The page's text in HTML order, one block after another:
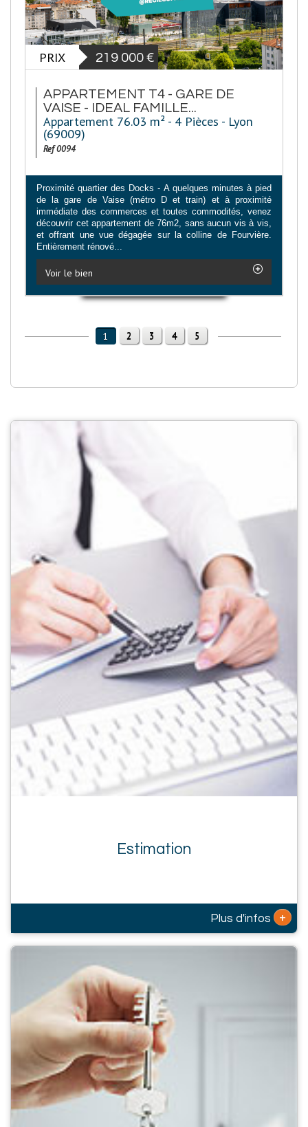
PRIX 219 000 €
APPARTEMENT T4 - GARE DE
VAISE - IDEAL FAMILLE...
Appartement 76.03 m² - 4 Pièces - Lyon
(69009)
Ref 0094
Proximité quartier des Docks - A quelques minutes à pied
de la gare de Vaise (métro D et train) et à proximité
immédiate des commerces et toutes commodités, venez
découvrir cet appartement de 76m2, sans aucun vis à vis,
et offrant une vue dégagée sur la colline de Fourvière.
Entièrement rénové...
Voir le bien
1 2 3 4 5
Estimation
Plus d'infos +